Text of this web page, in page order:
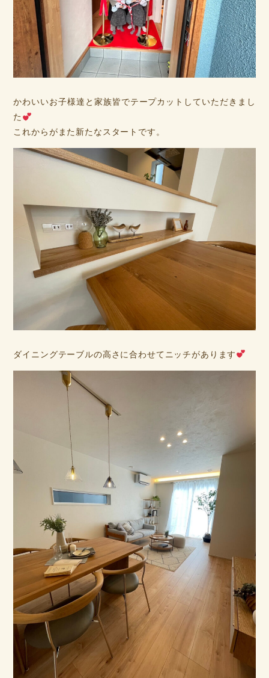
かわいいお子様達と家族皆でテープカットしていただきまし
た
これからがまた新たなスタートです。
ダイニングテーブルの高さに合わせてニッチがあります